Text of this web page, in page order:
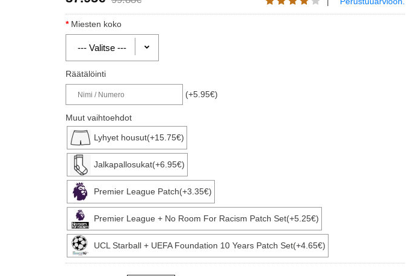
Miesten koko
Räätälöinti
(+5.95€)
Muut vaihtoehdot
Lyhyet housut(+15.75€)
Jalkapallosukat(+6.95€)
Premier League Patch(+3.35€)
Premier League + No Room For Racism Patch Set(+5.25€)
UCL Starball + UEFA Foundation 10 Years Patch Set(+4.65€)